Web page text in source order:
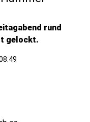
rund
gelockt.